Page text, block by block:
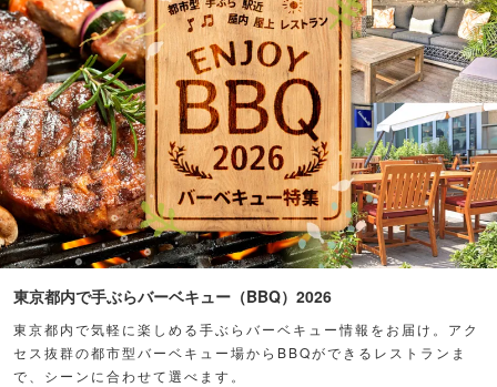
東京都内で手ぶらバーベキュー（BBQ）2026
東京都内で気軽に楽しめる手ぶらバーベキュー情報をお届け。アク
セス抜群の都市型バーベキュー場からBBQができるレストランま
で、シーンに合わせて選べます。